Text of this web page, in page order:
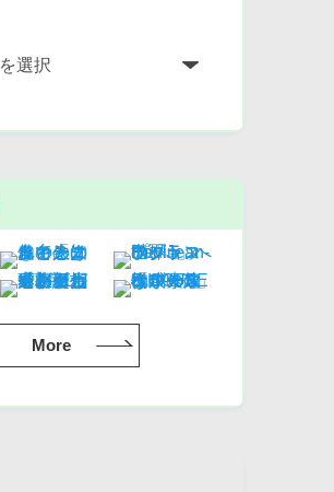
More